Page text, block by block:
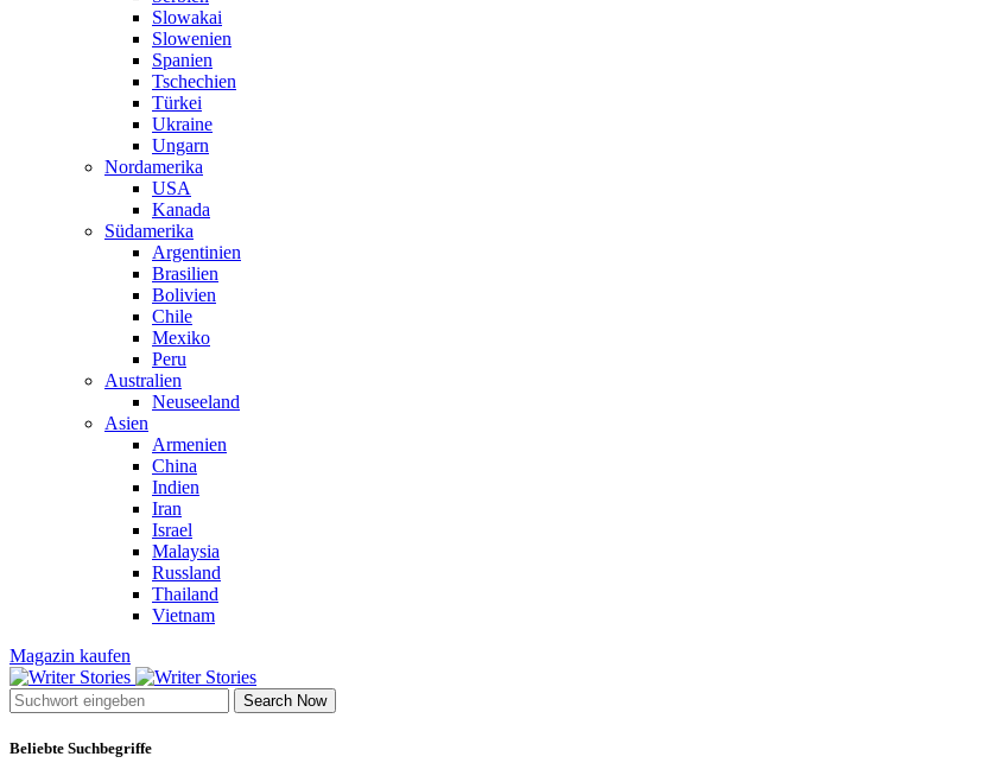
Slowakai
Slowenien
Spanien
Tschechien
Türkei
Ukraine
Ungarn
Nordamerika
USA
Kanada
Südamerika
Argentinien
Brasilien
Bolivien
Chile
Mexiko
Peru
Australien
Neuseeland
Asien
Armenien
China
Indien
Iran
Israel
Malaysia
Russland
Thailand
Vietnam
Magazin kaufen
Search Now
Beliebte Suchbegriffe